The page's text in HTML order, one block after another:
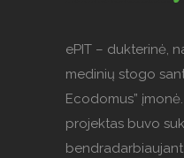
ePIT – dukterinė,
medinių stogo
Ecodomus”
projektas buvo